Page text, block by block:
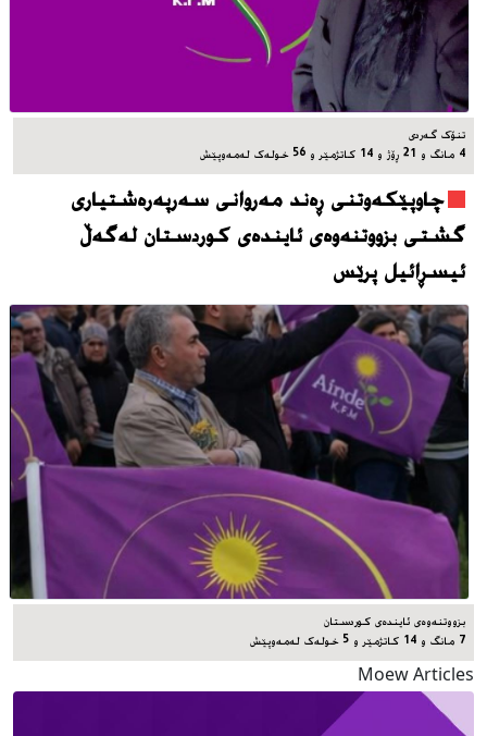
تنۆک گەردی
4 مانگ و 21 ڕۆژ و 14 کاتژمێر و 56 خوله‌ک له‌مه‌وپێش‌
چاوپێکەوتنی ڕەند مەروانی سەرپەرەشتیاری
گشتی بزووتنەوەی ئایندەی کوردستان لەگەڵ
ئیسڕائیل پرێس
بزووتنەوەی ئایندەی کوردستان
7 مانگ و 14 کاتژمێر و 5 خوله‌ک له‌مه‌وپێش‌
Moew Articles